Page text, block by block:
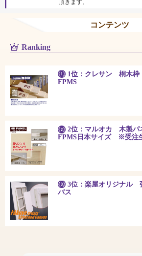
頂きます。
コンテンツ
Ranking
1位：クレサン 桐木
FPMS
2位：マルオカ 木製
FPMS日本サイズ ※受注
3位：楽屋オリジナル
バス